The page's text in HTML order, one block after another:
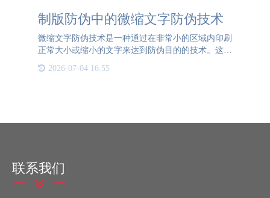
制版防伪中的微缩文字防伪技术
微缩文字防伪技术是一种通过在非常小的区域内印刷
正常大小或缩小的文字来达到防伪目的的技术。这种
隐藏性：微缩文字通常很小，肉眼难以直接看到，需
2026-07-04 16:55
联系我们